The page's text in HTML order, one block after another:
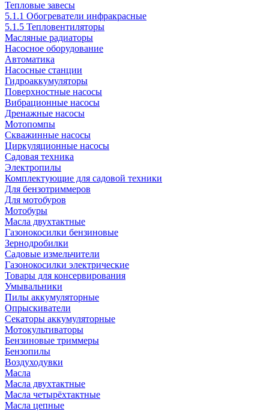
Тепловые завесы
5.1.1 Обогреватели инфракрасные
5.1.5 Тепловентиляторы
Масляные радиаторы
Насосное оборудование
Автоматика
Насосные станции
Гидроаккумуляторы
Поверхностные насосы
Вибрационные насосы
Дренажные насосы
Мотопомпы
Скважинные насосы
Циркуляционные насосы
Садовая техника
Электропилы
Комплектующие для садовой техники
Для бензотриммеров
Для мотобуров
Мотобуры
Масла двухтактные
Газонокосилки бензиновые
Зернодробилки
Садовые измельчители
Газонокосилки электрические
Товары для консервирования
Умывальники
Пилы аккумуляторные
Опрыскиватели
Секаторы аккумуляторные
Мотокультиваторы
Бензиновые триммеры
Бензопилы
Воздуходувки
Масла
Масла двухтактные
Масла четырёхтактные
Масла цепные